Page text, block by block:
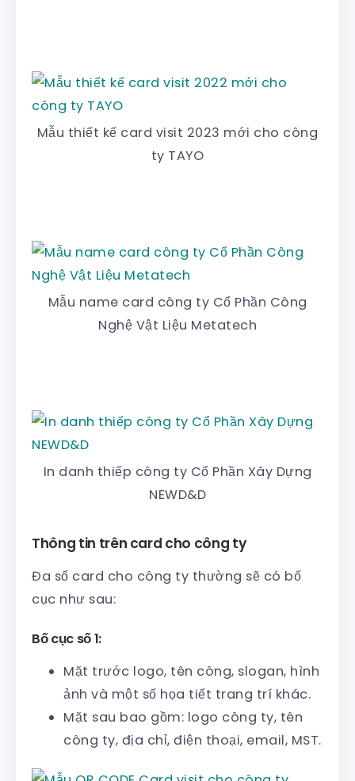
Mẫu thiết kế card visit 2023 mới cho công
ty TAYO
Mẫu name card công ty Cổ Phần Công
Nghệ Vật Liệu Metatech
In danh thiếp công ty Cổ Phần Xây Dựng
NEWD&D
Thông tin trên card cho công ty
Đa số card cho công ty thường sẽ có bố
cục như sau:
Bố cục số 1:
Mặt trước logo, tên công, slogan, hình
ảnh và một số họa tiết trang trí khác.
Mặt sau bao gồm: logo công ty, tên
công ty, địa chỉ, điện thoại, email, MST.